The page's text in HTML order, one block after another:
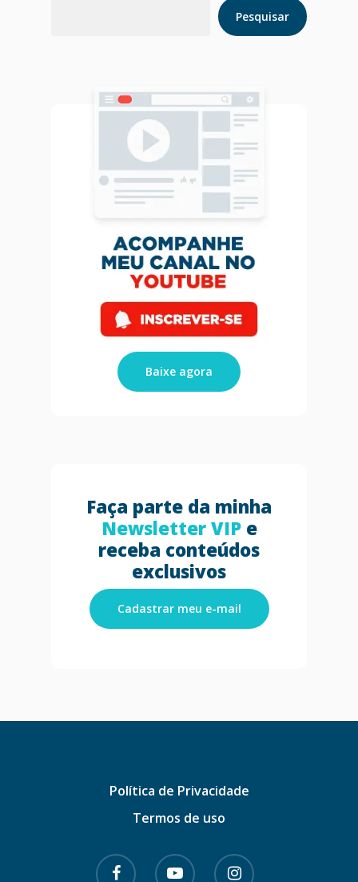
Pesquisar
Baixe agora
Faça parte da minha
Newsletter VIPe
receba conteúdos
exclusivos
Cadastrar meu e-mail
Política de Privacidade
Termos de uso